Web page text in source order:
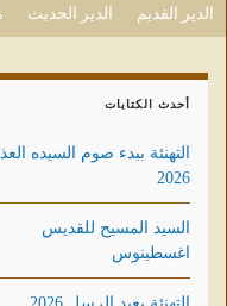
الدير القديم الدير الحديث
أحدث الكتابات
التهنئة ببدء صوم السيده
2026
السيد المسيح للقديس
اغسطينوس
التهنئة بعيد الرسل 2026